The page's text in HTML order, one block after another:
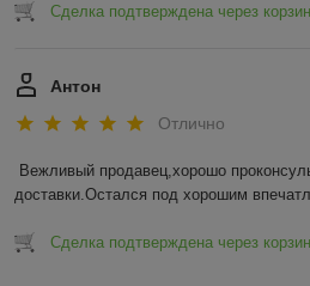
Сделка подтверждена через
Антон
Отлично
Вежливый продавец,хорошо
доставки.Остался под хорошим
Сделка подтверждена через